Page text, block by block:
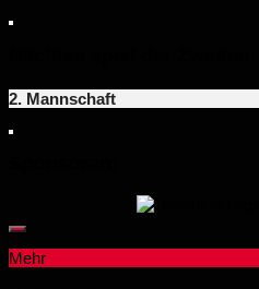
2. Mannschaft
Mehr